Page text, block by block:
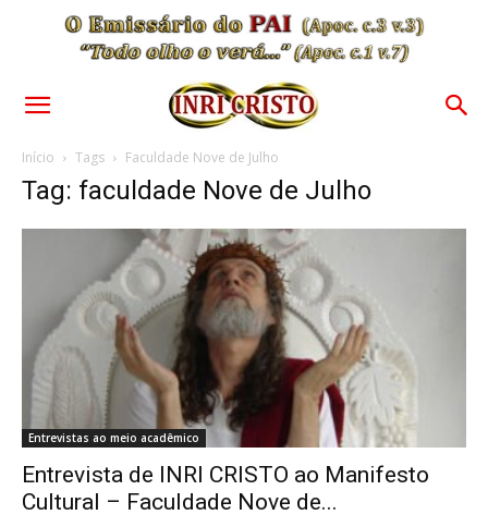
Início Tags Faculdade Nove de Julho
Tag: faculdade Nove de Julho
Entrevistas ao meio acadêmico
Entrevista de INRI CRISTO ao Manifesto
Cultural – Faculdade Nove de...